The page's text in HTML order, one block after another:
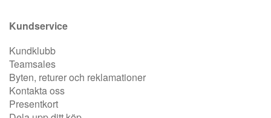
Kundservice
Kundklubb
Teamsales
Byten, returer och reklamationer
Kontakta oss
Presentkort